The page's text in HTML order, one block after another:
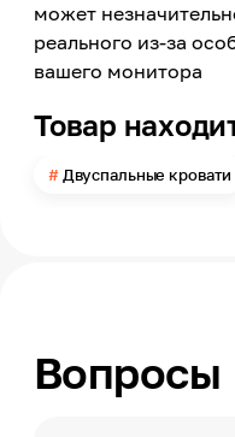
Высота
725
Высота ножек
Высота кровати от пола без
Цвет
Материал каркаса
Металл
может
реального из-за
вашего монитора
Товар
Двуспальные кровати
Вопросы